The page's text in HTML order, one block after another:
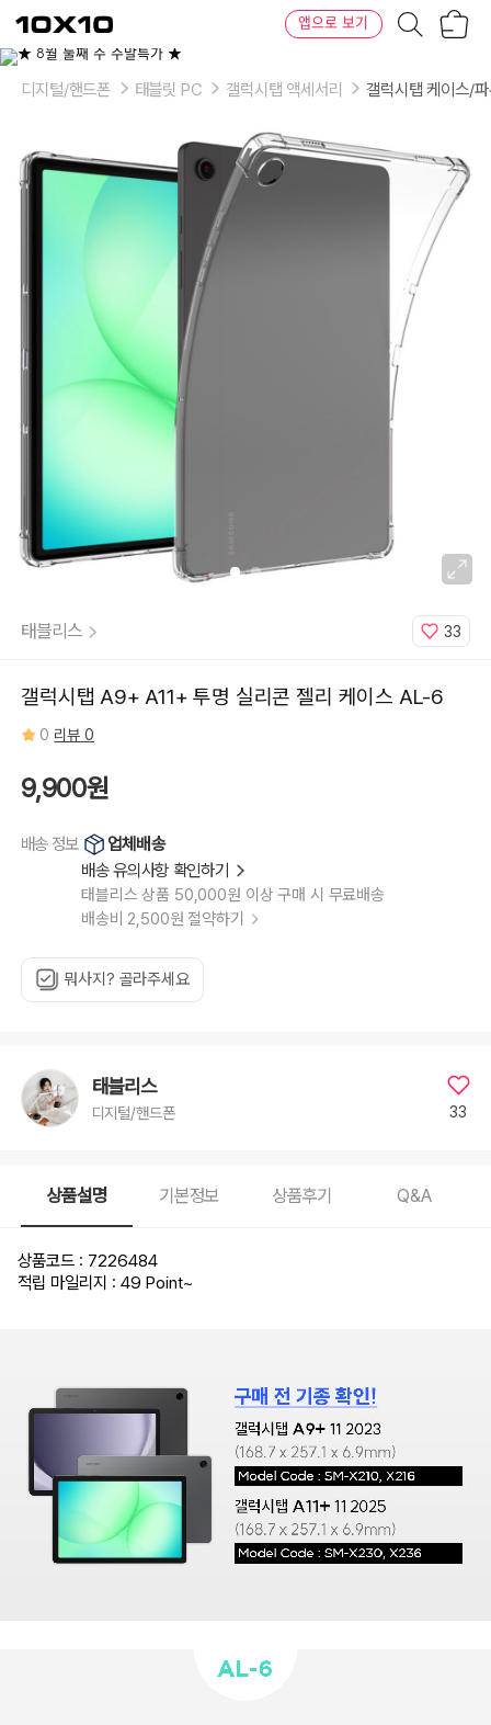
텐
바
텐
앱으로 보기
이
상
디지털/핸드폰 태블릿 PC 갤럭시탭 액세서리 갤럭시탭 케이스/
태블리스 33
갤럭시탭 A9+ A11+ 투명 실리콘 젤리 케이스 AL-6
0 리뷰 0
9,900원
배송 정보
업체배송
배송 유의사항 확인하기
태블리스 상품 50,000원 이상 구매 시 무료배송
배송비 2,500원 절약하기
뭐사지? 골라주세요
태블리스
디지털/핸드폰 33
상품설명 기본정보 상품후기 Q&A
상품코드 : 7226484
적립 마일리지 : 49 Point~